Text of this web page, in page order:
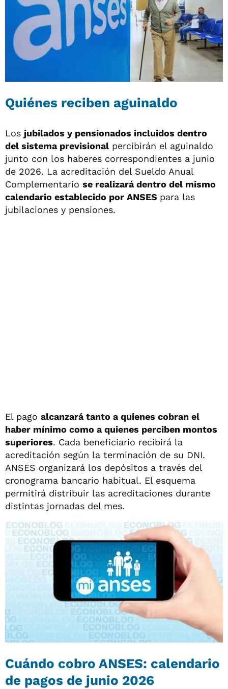
Quiénes reciben aguinaldo
Los jubilados y pensionados incluidos dentro
del sistema previsional percibirán el aguinaldo
junto con los haberes correspondientes a junio
de 2026. La acreditación del Sueldo Anual
Complementario se realizará dentro del mismo
calendario establecido por ANSES para las
jubilaciones y pensiones.
El pago alcanzará tanto a quienes cobran el
haber mínimo como a quienes perciben montos
superiores. Cada beneficiario recibirá la
acreditación según la terminación de su DNI.
ANSES organizará los depósitos a través del
cronograma bancario habitual. El esquema
permitirá distribuir las acreditaciones durante
distintas jornadas del mes.
Cuándo cobro ANSES: calendario
de pagos de junio 2026